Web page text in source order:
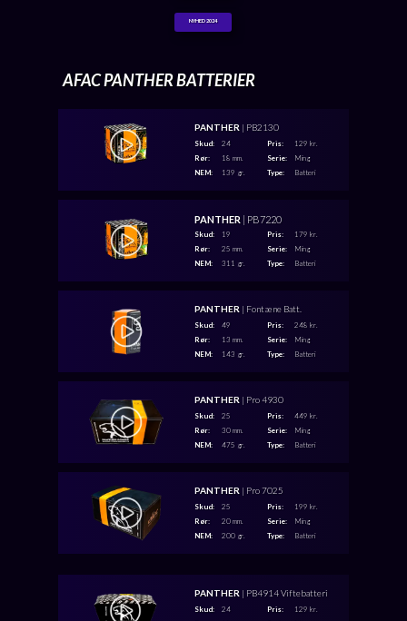
NYHED 2024
AFAC PANTHER BATTERIER
PANTHER | PB2130
PANTHER | PB7220
PANTHER | Fontæne Batt.
PANTHER | Pro 4930
PANTHER | Pro 7025
Skud:
Rør:
NEM:
Pris:
Serie:
Type:
Skud:
Rør:
NEM:
Pris:
Serie:
Type:
Skud:
Rør:
NEM:
Pris:
Serie:
Type:
Skud:
Rør:
NEM:
Pris:
Serie:
Type:
Skud:
Rør:
NEM:
Pris:
Serie:
Type:
24
18 mm.
139 gr.
129 kr.
Ming
Batteri
19
25 mm.
311 gr.
179 kr.
Ming
Batteri
49
13 mm.
143 gr.
25
30 mm.
475 gr.
25
20 mm.
200 gr.
248 kr.
Ming
Batteri
449 kr.
Ming
Batteri
199 kr.
Ming
Batteri
PANTHER | PB4914 Viftebatteri
Skud:
Pris:
24
129 kr.